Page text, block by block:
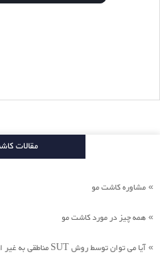
مقالات
» مشاوره کاشت مو
» همه چیز در مورد کاشت مو
»آیا می توان توسط روش SUT مناطقی به غیر از پوست سر فولیکول مو دریافت کرد ؟